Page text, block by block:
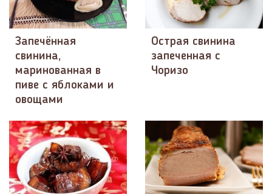
Запечённая
свинина,
маринованная в
пиве с яблоками и
овощами
Острая свинина
запеченная с
Чоризо